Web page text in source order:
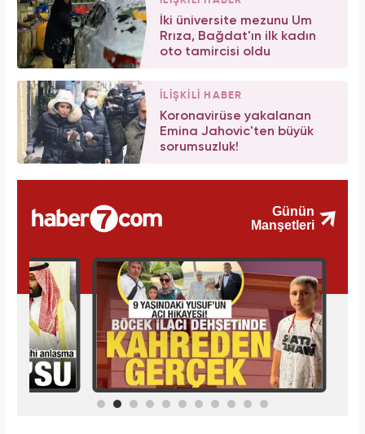
İki üniversite mezunu Um
Rrıza, Bağdat'ın ilk kadın
oto tamircisi oldu
İLİŞKİLİ HABER
Koronavirüse yakalanan
Emina Jahovic'ten büyük
sorumsuzluk!